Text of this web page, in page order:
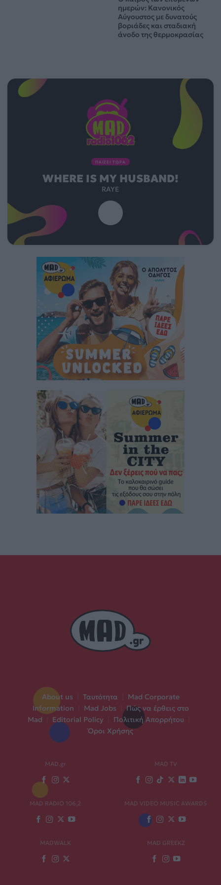
ημερών: Κανονικός
Αύγουστος με δυνατούς
βοριάδες και σταδιακή
άνοδο της θερμοκρασίας
ΠΑΙΖΕΙ ΤΩΡΑ
WHERE IS MY HUSBAND!
RAYE
About us Ταυτότητα
Mad Corporate
Information
Mad Jobs
Πώς να έρθεις στο
Mad
Editorial Policy Πολιτική Απορρήτου
Όροι Χρήσης
MAD.gr MAD TV
MAD RADIO 106,2 MAD VIDEO MUSIC AWARDS
MADWALK MAD GREEKZ